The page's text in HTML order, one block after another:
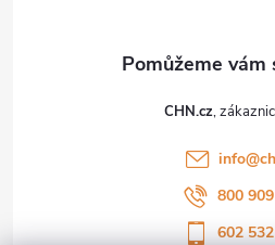
CHN.cz
info@
800
602